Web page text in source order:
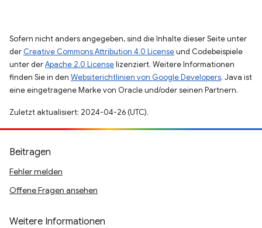
Sofern nicht anders angegeben, sind die Inhalte dieser Seite unter
der Creative Commons Attribution 4.0 Licenseund Codebeispiele
unter derApache 2.0 Licenselizenziert. Weitere Informationen
finden Sie in den Websiterichtlinien von Google Developers. Java ist
eine eingetragene Marke von Oracle und/oder seinen Partnern.
Zuletzt aktualisiert: 2024-04-26 (UTC).
Beitragen
Fehler melden
Offene Fragen ansehen
Weitere Informationen